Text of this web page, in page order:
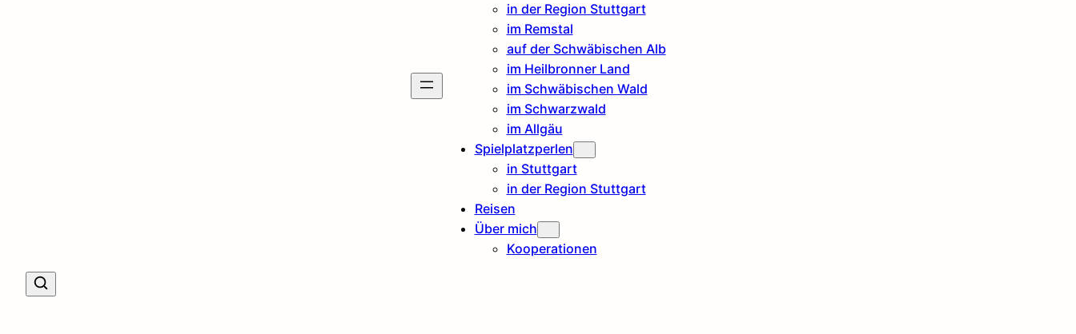
in der Region Stuttgart
im Remstal
auf der Schwäbischen Alb
im Heilbronner Land
im Schwäbischen Wald
im Schwarzwald
im Allgäu
Spielplatzperlen
in Stuttgart
in der Region Stuttgart
Reisen
Über mich
Kooperationen